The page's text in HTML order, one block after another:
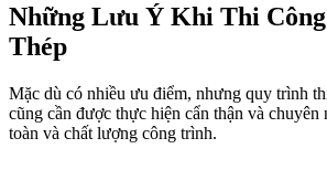
Những Lưu Ý Khi Thi
Thép
Mặc dù có nhiều ưu điểm, nhưng quy trình
cũng cần được thực hiện cẩn thận và chuyên
toàn và chất lượng công trình.